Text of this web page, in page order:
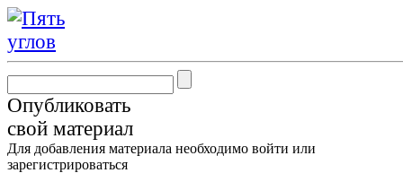
Опубликовать
свой материал
Для добавления материала необходимо войти или
зарегистрироваться